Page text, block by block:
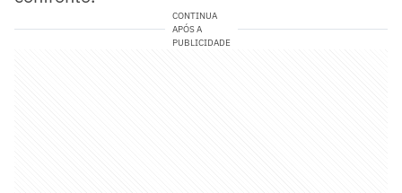
CONTINUA
APÓS A
PUBLICIDADE